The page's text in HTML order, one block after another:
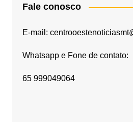
Fale conosco
E-mail:
Whatsapp e Fone de contato:
65 999049064